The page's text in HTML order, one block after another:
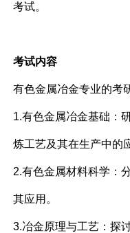
考试。
考试内容
有色金属冶金专业的考
1.有色金属冶金基础：
炼工艺及其在生产中的
2.有色金属材料科学：
其应用。
3.冶金原理与工艺：探